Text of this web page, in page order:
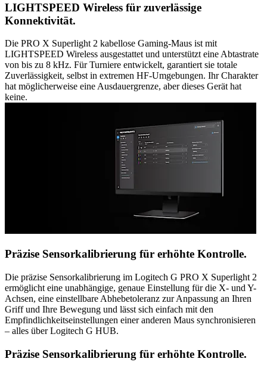
LIGHTSPEED Wireless für zuverlässige
Konnektivität.
Die PRO X Superlight 2 kabellose Gaming-Maus ist mit
LIGHTSPEED Wireless ausgestattet und unterstützt eine Abtastrate
von bis zu 8 kHz. Für Turniere entwickelt, garantiert sie totale
Zuverlässigkeit, selbst in extremen HF-Umgebungen. Ihr Charakter
hat möglicherweise eine Ausdauergrenze, aber dieses Gerät hat
keine.
Präzise Sensorkalibrierung für erhöhte Kontrolle.
Die präzise Sensorkalibrierung im Logitech G PRO X Superlight 2
ermöglicht eine unabhängige, genaue Einstellung für die X- und Y-
Achsen, eine einstellbare Abhebetoleranz zur Anpassung an Ihren
Griff und Ihre Bewegung und lässt sich einfach mit den
Empfindlichkeitseinstellungen einer anderen Maus synchronisieren
– alles über Logitech G HUB.
Präzise Sensorkalibrierung für erhöhte Kontrolle.